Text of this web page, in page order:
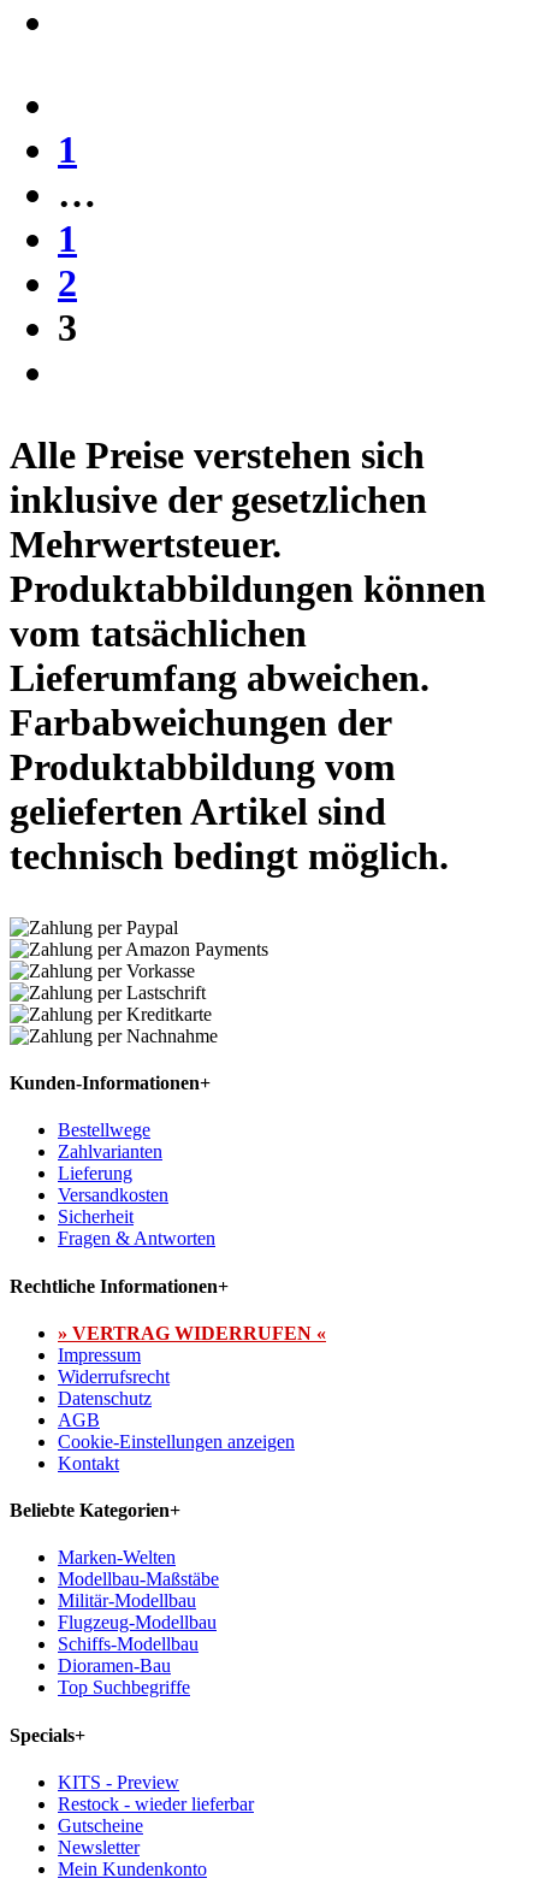
1
…
1
2
3
Alle Preise verstehen sich
inklusive der gesetzlichen
Mehrwertsteuer.
Produktabbildungen können
vom tatsächlichen
Lieferumfang abweichen.
Farbabweichungen der
Produktabbildung vom
gelieferten Artikel sind
technisch bedingt möglich.
Kunden-Informationen+
Bestellwege
Zahlvarianten
Lieferung
Versandkosten
Sicherheit
Fragen & Antworten
Rechtliche Informationen+
» VERTRAG WIDERRUFEN «
Impressum
Widerrufsrecht
Datenschutz
AGB
Cookie-Einstellungen anzeigen
Kontakt
Beliebte Kategorien+
Marken-Welten
Modellbau-Maßstäbe
Militär-Modellbau
Flugzeug-Modellbau
Schiffs-Modellbau
Dioramen-Bau
Top Suchbegriffe
Specials+
KITS - Preview
Restock - wieder lieferbar
Gutscheine
Newsletter
Mein Kundenkonto